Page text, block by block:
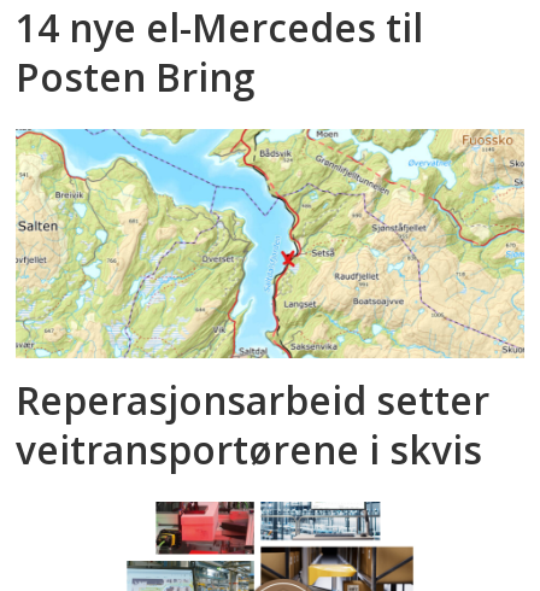
14 nye el-Mercedes til
Posten Bring
Reperasjonsarbeid setter
veitransportørene i skvis